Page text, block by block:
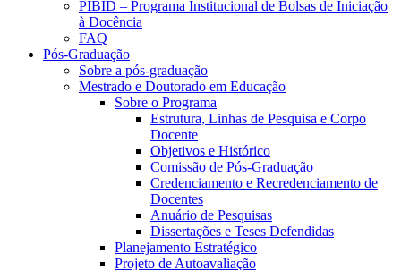
PIBID – Programa Institucional de Bolsas de Iniciação
à Docência
FAQ
Pós-Graduação
Sobre a pós-graduação
Mestrado e Doutorado em Educação
Sobre o Programa
Estrutura, Linhas de Pesquisa e Corpo
Docente
Objetivos e Histórico
Comissão de Pós-Graduação
Credenciamento e Recredenciamento de
Docentes
Anuário de Pesquisas
Dissertações e Teses Defendidas
Planejamento Estratégico
Projeto de Autoavaliação